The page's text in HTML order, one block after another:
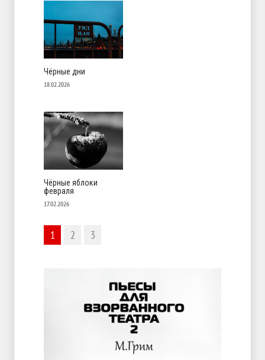
Чёрные дни
18.02.2026
Чёрные яблоки
февраля
17.02.2026
1 2 3